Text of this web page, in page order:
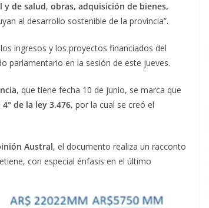
y de salud, obras, adquisición de bienes,
al desarrollo sostenible de la provincia”.
ingresos y los proyectos financiados del
parlamentario en la sesión de este jueves.
, que tiene fecha 10 de junio, se marca que
de la ley 3.476, por la cual se creó el
Austral, el documento realiza un racconto
con especial énfasis en el último